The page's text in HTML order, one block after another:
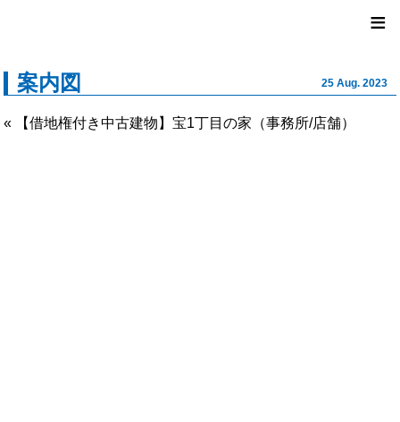
ユナイ
≡
案内図 25 Aug. 2023
« 【借地権付き中古建物】宝1丁目の家（事務所/店舗）